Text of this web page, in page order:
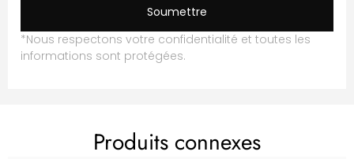
Soumettre
*Nous respectons votre confidentialité et toutes les
informations sont protégées.
Produits connexes